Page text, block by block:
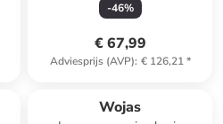
-46%
€ 67,99
Adviesprijs (AVP): € 126,21*
Wojas